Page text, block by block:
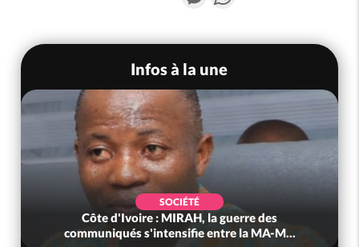
Infos à la une
SOCIÉTÉ
Côte d'Ivoire : MIRAH, la guerre des
communiqués s'intensifie entre la MA-M...